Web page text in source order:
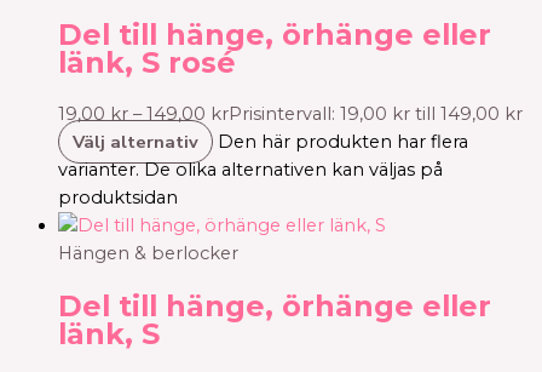
Del till hänge, örhänge eller
länk, S rosé
19,00 kr – 149,00 krPrisintervall: 19,00 kr till 149,00 kr
Välj alternativ
Den här produkten har flera
varianter. De olika alternativen kan väljas på
produktsidan
Hängen & berlocker
Del till hänge, örhänge eller
länk, S